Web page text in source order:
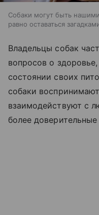
Собаки могут быть
равно оставаться
Владельцы собак
вопросов о
состоянии своих
собаки
взаимодействуют с
более